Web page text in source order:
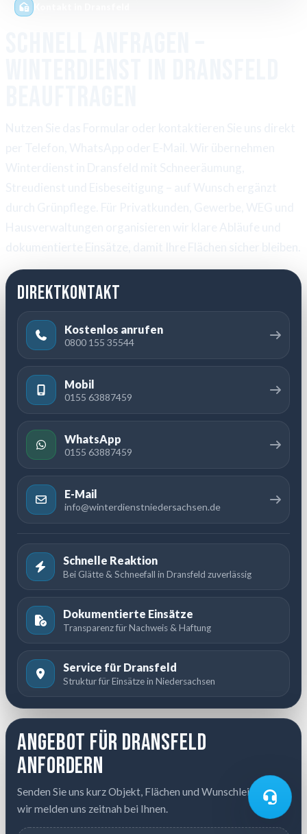
dokumentierte Einsätze, damit Ihre Flächen sicher bleiben.
Direktkontakt
Kostenlos anrufen
0800 155 35544
Mobil
0155 63887459
WhatsApp
0155 63887459
E-Mail
info@winterdienstniedersachsen.de
Schnelle Reaktion
Bei Glätte & Schneefall in Dransfeld zuverlässig
Dokumentierte Einsätze
Transparenz für Nachweis & Haftung
Service für Dransfeld
Struktur für Einsätze in Niedersachsen
Angebot für Dransfeld
anfordern
Senden Sie uns kurz Objekt, Flächen und Wunschleistung –
wir melden uns zeitnah bei Ihnen.